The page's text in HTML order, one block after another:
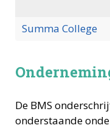
Summa College
De BMS
onderstaande